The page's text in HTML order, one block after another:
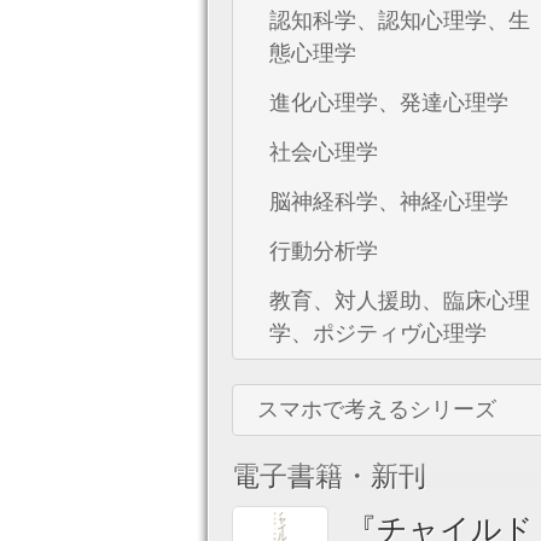
認知科学、認知心理学、生
態心理学
進化心理学、発達心理学
社会心理学
脳神経科学、神経心理学
行動分析学
教育、対人援助、臨床心理
学、ポジティヴ心理学
スマホで考えるシリーズ
電子書籍・新刊
『チャイル